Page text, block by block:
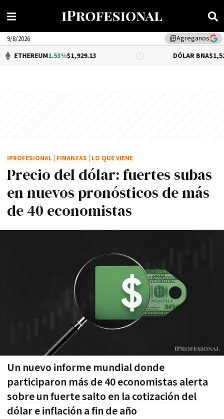
library_addAgreganos
9/8/2026
1.53%$1,929.13 DÓLAR BNA $1,520.00
Precio del dólar: fuertes subas
en nuevos pronósticos de más
de 40 economistas
Un nuevo informe mundial donde
participaron más de 40 economistas alerta
sobre un fuerte salto en la cotización del
dólar e inflación a fin de año
IPROFESIONAL FINANZAS LO QUE VIENE